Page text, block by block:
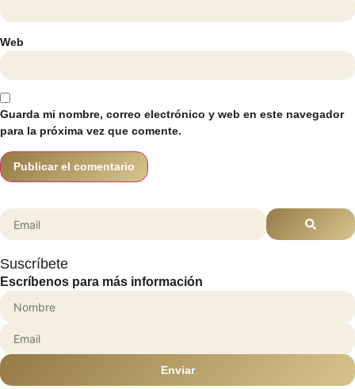
Web
Guarda mi nombre, correo electrónico y web en este navegador
para la próxima vez que comente.
Suscríbete
Escríbenos para más información
Enviar